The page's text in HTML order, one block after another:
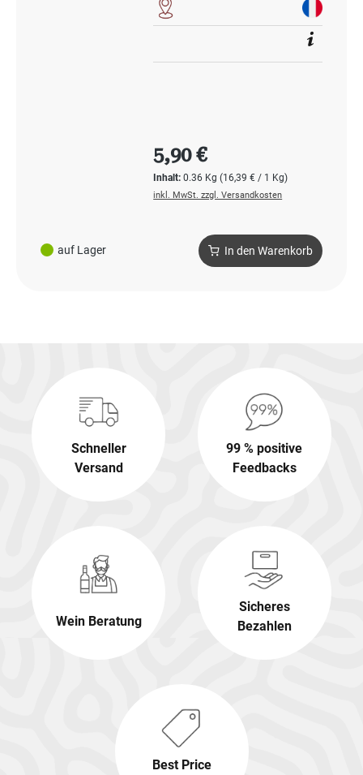
auf Lager
Inhalt:0.36 Kg(16,39 € / 1 Kg)
Regulärer Preis:
5,90 €
inkl. MwSt. zzgl. Versandkosten
In den Warenkorb
Schneller
Versand
99 % positive
Feedbacks
Wein Beratung
Sicheres
Bezahlen
Best Price